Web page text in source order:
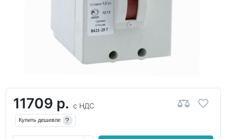
11709 р. с НДС
Купить дешевле ?